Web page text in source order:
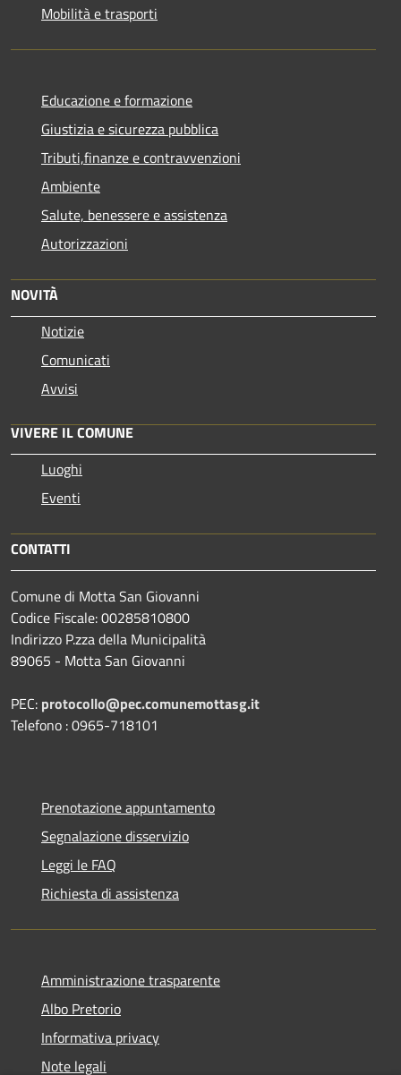
Mobilità e trasporti
Educazione e formazione
Giustizia e sicurezza pubblica
Tributi,finanze e contravvenzioni
Ambiente
Salute, benessere e assistenza
Autorizzazioni
NOVITÀ
Notizie
Comunicati
Avvisi
VIVERE IL COMUNE
Luoghi
Eventi
CONTATTI
Comune di Motta San Giovanni
Codice Fiscale: 00285810800
Indirizzo P.zza della Municipalità
89065 - Motta San Giovanni
PEC: protocollo@pec.comunemottasg.it
Telefono : 0965-718101
Prenotazione appuntamento
Segnalazione disservizio
Leggi le FAQ
Richiesta di assistenza
Amministrazione trasparente
Albo Pretorio
Informativa privacy
Note legali